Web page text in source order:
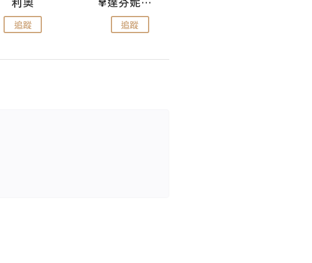
追蹤 追蹤